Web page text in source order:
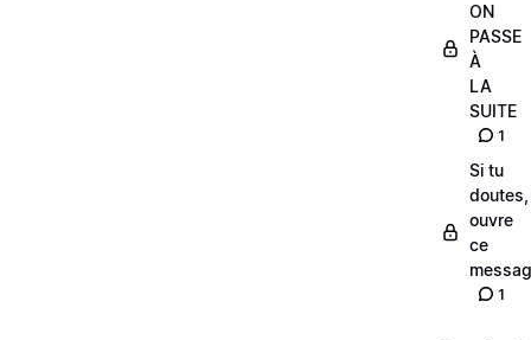
ON
PASSE
À
LA
SUITE
1
Si tu
doutes,
ouvre
ce
1